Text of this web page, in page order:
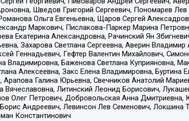
Шведов Григорий Сергеевич, Пономарев
Ольга Евгеньевна, Щаров Сергей
Маркович, Пислакова-Паркер Марина
Екатерина Александровна, Рачинский Ян
Захарова Светлана Сергеевна, Аверин
Геннадьевич, Гефтер Валентин Михайлович,
Владимировна, Баженова Светлана Куприяновна,
Алексеевна, Закс Елена Владимировна,
Галина Юрьевна, Свечников Анатолий
Вячеславовна, Литинский Леонид Борисович,
Олег Петрович, Добровольская Анна
Андреевич, Левинсон Лев Семенович,
Константинович